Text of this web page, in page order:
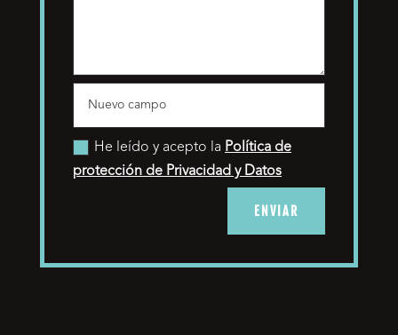
He leído y acepto la Política de
protección de Privacidad y Datos
ENVIAR